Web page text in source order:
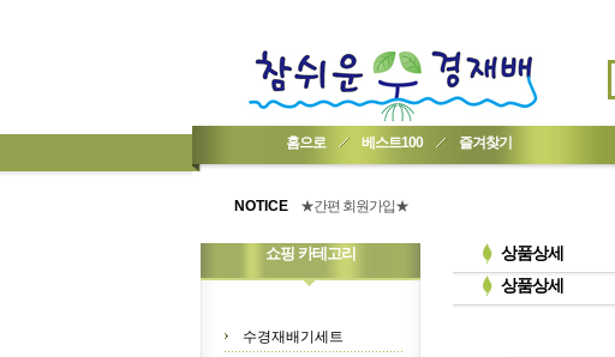
홈으로 베스트100 즐겨찾기
NOTICE
★기업회원가입 방법..
★간편 회원가입★
쇼핑 카테고리
수경재배기세트
상품상세
상품상세